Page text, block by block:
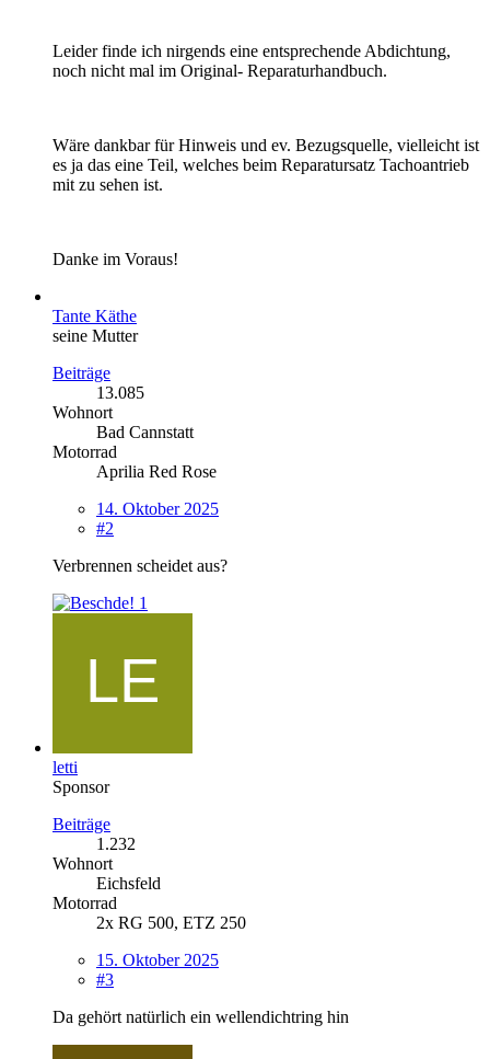
Leider finde ich nirgends eine entsprechende Abdichtung,
noch nicht mal im Original- Reparaturhandbuch.
Wäre dankbar für Hinweis und ev. Bezugsquelle, vielleicht ist
es ja das eine Teil, welches beim Reparatursatz Tachoantrieb
mit zu sehen ist.
Danke im Voraus!
Tante Käthe
seine Mutter
Beiträge
13.085
Wohnort
Bad Cannstatt
Motorrad
Aprilia Red Rose
14. Oktober 2025
#2
Verbrennen scheidet aus?
1
letti
Sponsor
Beiträge
1.232
Wohnort
Eichsfeld
Motorrad
2x RG 500, ETZ 250
15. Oktober 2025
#3
Da gehört natürlich ein wellendichtring hin